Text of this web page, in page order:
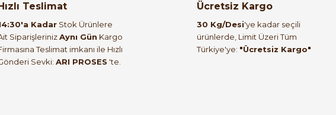
Teslimat
Kadar Stok Ürünlere
SiparişlerinizAynı Gün Kargo
Teslimat imkanı ile Hızlı
Sevki: ARI PROSES 'te.
Ücretsiz Kargo
30 Kg/Desi'ye kadar seçili
ürünlerde, Limit Üzeri Tüm
Türkiye'ye: "Ücretsiz Kargo"